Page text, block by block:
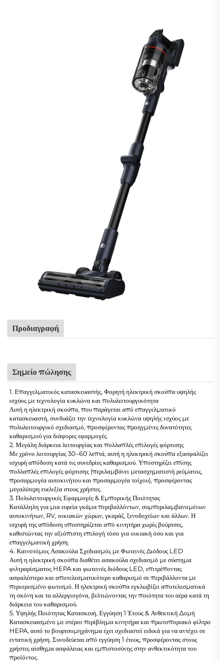
Προδιαγραφή
Σημείο πώλησης
1. Επαγγελματικός κατασκευαστής, Φορητή ηλεκτρική σκούπα υψηλής
ισχύος με τεχνολογία κυκλώνα και πολυλειτουργικότητα
Αυτή η ηλεκτρική σκούπα, που παράγεται από επαγγελματικό
κατασκευαστή, συνδυάζει την τεχνολογία κυκλώνα υψηλής ισχύος με
πολυλειτουργικό σχεδιασμό, προσφέροντας προηγμένες δυνατότητες
καθαρισμού για διάφορες εφαρμογές.
2. Μεγάλη διάρκεια λειτουργίας και πολλαπλές επιλογές φόρτισης
Με χρόνο λειτουργίας 30–60 λεπτά, αυτή η ηλεκτρική σκούπα εξασφαλίζει
ισχυρή απόδοση κατά τις συνεδρίες καθαρισμού. Υποστηρίζει επίσης
πολλαπλές επιλογές φόρτισης (περιλαμβάνει μετασχηματιστή ρεύματος,
προσαρμογέα αυτοκινήτου και προσαρμογέα τοίχου), προσφέροντας
μεγαλύτερη ευελιξία στους χρήστες.
3. Πολυλειτουργικές Εφαρμογές & Εμπορικής Ποιότητας
Κατάλληλη για μια ευρεία γκάμα περιβαλλόντων, συμπεριλαμβανομένων
αυτοκινήτων, RV, οικιακών χώρων, γκαράζ, ξενοδοχείων και άλλων. Η
ισχυρή της απόδοση υποστηρίζεται από κινητήρα χωρίς βούρτσες,
καθιστώντας την αξιόπιστη επιλογή τόσο για οικιακή όσο και για
επαγγελματική χρήση.
4. Καινοτόμος Ασακούλα Σχεδιασμός με Φωτεινές Διόδους LED
Αυτή η ηλεκτρική σκούπα διαθέτει ασακούλα σχεδιασμό με σύστημα
φιλτραρίσματος HEPA και φωτεινές διόδους LED, επιτρέποντας
ασφαλέστερο και αποτελεσματικότερο καθαρισμό σε περιβάλλοντα με
περιορισμένο φωτισμό. Η ηλεκτρική σκούπα εγκλωβίζει αποτελεσματικά
τη σκόνη και τα αλλεργιογόνα, βελτιώνοντας την ποιότητα του αέρα κατά τη
διάρκεια του καθαρισμού.
5. Υψηλής Ποιότητας Κατασκευή, Εγγύηση 1 Έτους & Ανθεκτική Δομή
Κατασκευασμένο με στέρεο περίβλημα κινητήρα και πρωτοποριακό φίλτρο
HEPA, αυτό το βουρτσομηχάνημα έχει σχεδιαστεί ειδικά για να αντέχει σε
εντατική χρήση. Συνοδεύεται από εγγύηση 1 έτους, προσφέροντας στους
χρήστες αίσθημα ασφάλειας και εμπιστοσύνης στην ανθεκτικότητα του
προϊόντος.